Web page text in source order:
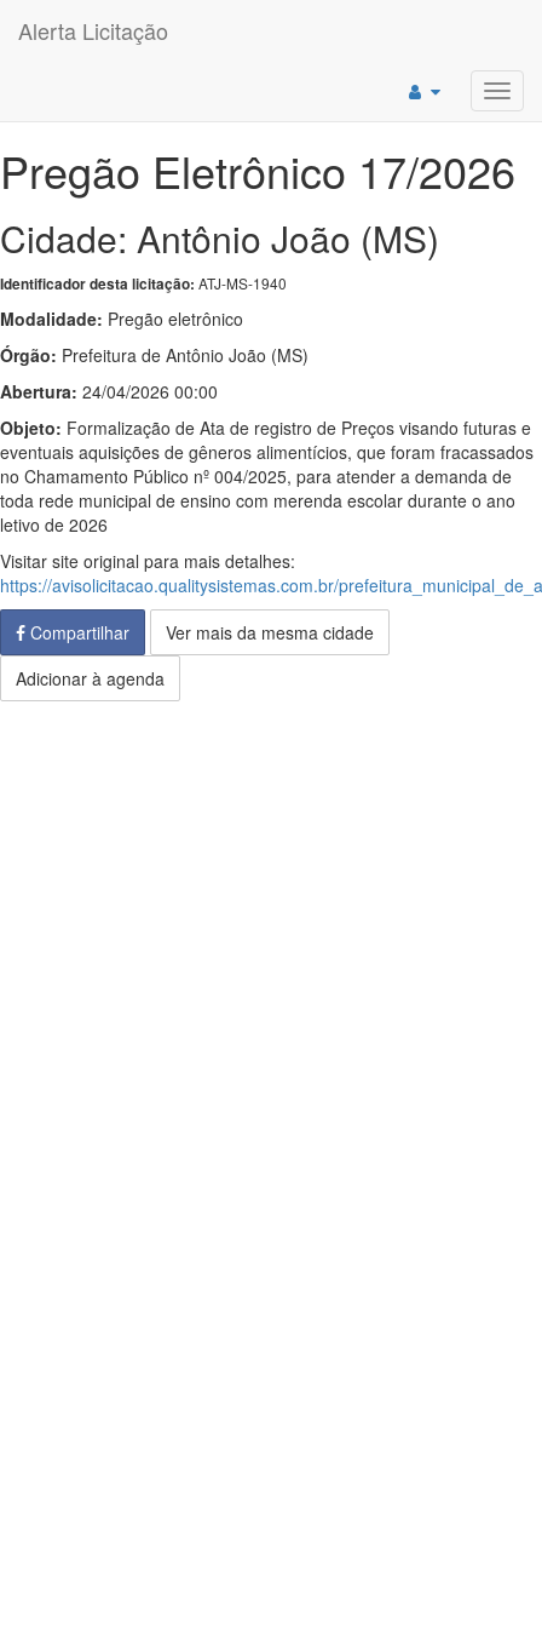
Alerta Licitação
Pregão Eletrônico 17/2026
Cidade: Antônio João (MS)
Identificador desta licitação: ATJ-MS-1940
Modalidade: Pregão eletrônico
Órgão: Prefeitura de Antônio João (MS)
Abertura: 24/04/2026 00:00
Objeto: Formalização de Ata de registro de Preços visando futuras e
eventuais aquisições de gêneros alimentícios, que foram fracassados
no Chamamento Público nº 004/2025, para atender a demanda de
toda rede municipal de ensino com merenda escolar durante o ano
letivo de 2026
Visitar site original para mais detalhes:
https://avisolicitacao.qualitysistemas.com.br/
Compartilhar
Ver mais da mesma cidade
Adicionar à agenda